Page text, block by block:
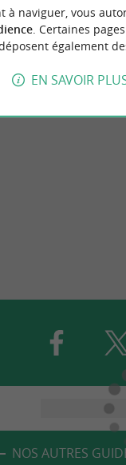
NOS AUTRES
à naviguer, vous
. Certaines
également
EN SAVOIR